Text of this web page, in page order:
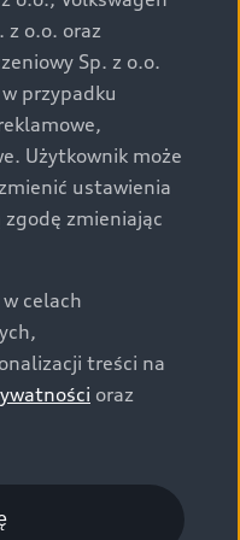
wyposażenia i
sprzedaży, a
zawiera
Zastrzegamy
Wszelkie informacje
na dzień ich
najnowszych
z Partnerem Marki
samochody marki Audi
pod
wymagania
są zgodne z
wydanymi wg
wszystkim
Volkswagen sieci
z o.o. oraz
Sp. z o.o.
przypadku
Użytkownik może
ustawienia
zgodę zmieniając
celach
treści na
oraz